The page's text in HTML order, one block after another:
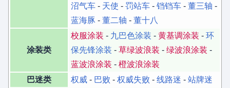
沼气车 - 天使 - 罚站车 - 铛铛车 - 董三轴 -
蓝海豚 - 董二轴 - 董十八
涂装类
校服涂装 - 九巴色涂装 - 黄基调涂装 - 环
保先锋涂装 - 草绿波浪装 - 绿波浪涂装 -
蓝波浪涂装 - 橙波浪涂装
巴迷类
权威 - 巴败 - 权威失败 - 线路迷 - 站牌迷